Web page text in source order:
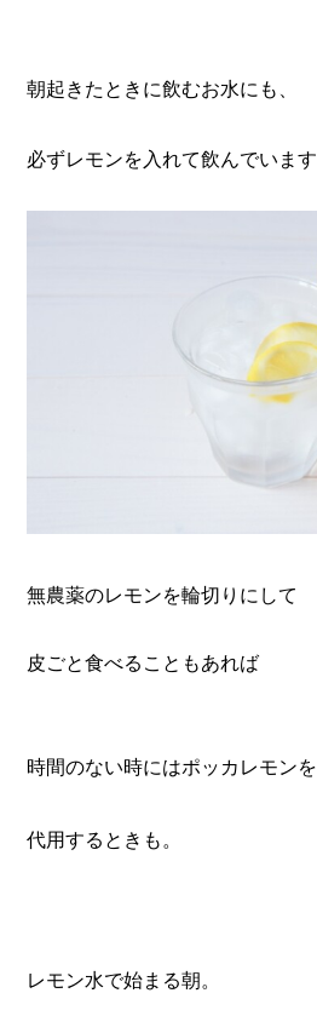
朝起きたときに飲むお水にも、
必ずレモンを入れて飲んでいます
無農薬のレモンを輪切りにして
皮ごと食べることもあれば
時間のない時にはポッカレモンを
代用するときも。
レモン水で始まる朝。